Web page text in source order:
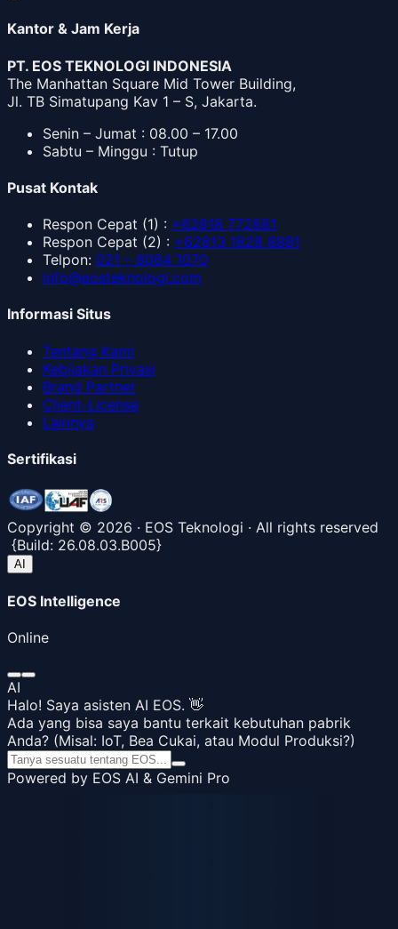
Kantor & Jam Kerja
PT. EOS TEKNOLOGI INDONESIA
The Manhattan Square Mid Tower Building,
Jl. TB Simatupang Kav 1 – S, Jakarta.
Senin – Jumat : 08.00 – 17.00
Sabtu – Minggu : Tutup
Pusat Kontak
Respon Cepat (1) : +62818 772881
Respon Cepat (2) : +62813 1828 8881
Telpon: 021 – 8064 1070
info@eosteknologi.com
Informasi Situs
Tentang Kami
Kebijakan Privasi
Brand Partner
Client-License
Lainnya
Sertifikasi
Copyright © 2026 · EOS Teknologi · All rights reserved
{Build: 26.08.03.B005}
AI
EOS Intelligence
Online
AI
Halo! Saya asisten AI EOS. 👋
Ada yang bisa saya bantu terkait kebutuhan pabrik
Anda? (Misal: IoT, Bea Cukai, atau Modul Produksi?)
Powered by EOS AI & Gemini Pro